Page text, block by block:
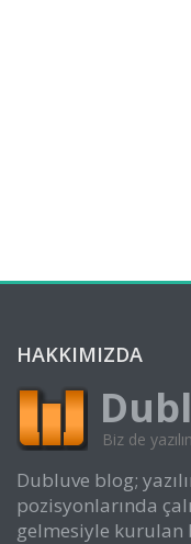
HAKKIMIZDA
Biz de
Dubluve blog;
pozisyonlarında
gelmesiyle